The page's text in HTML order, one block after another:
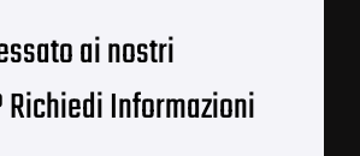
ai nostri
Informazioni